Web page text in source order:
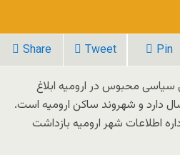
Share Tweet Pin
سیاسی محبوس در ارومیه ابلاغ
است. قره اوغلانی ۳۴ سال دارد و شهروند ساکن ارومیه است.
اداره اطلاعات شهر ارومیه بازداشت